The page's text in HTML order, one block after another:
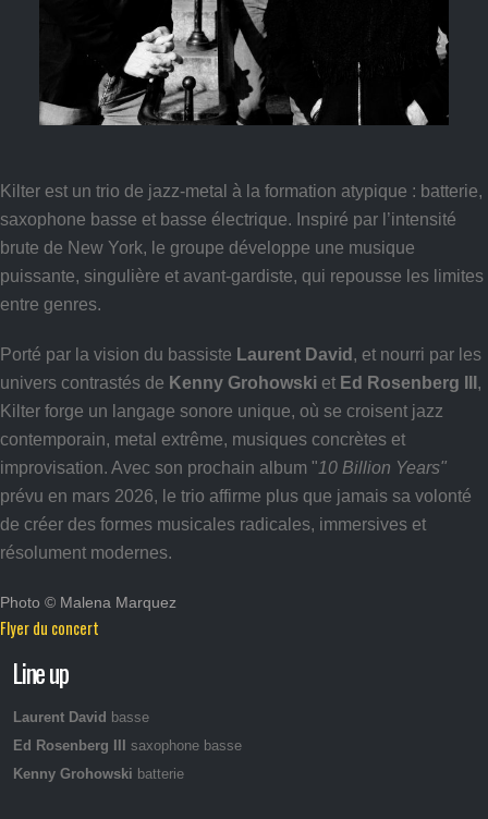
Kilter est un trio de jazz-metal à la formation atypique : batterie,
saxophone basse et basse électrique. Inspiré par l’intensité
brute de New York, le groupe développe une musique
puissante, singulière et avant-gardiste, qui repousse les limites
entre genres.
Porté par la vision du bassiste Laurent David , et nourri par les
univers contrastés de Kenny Grohowski et Ed Rosenberg III ,
Kilter forge un langage sonore unique, où se croisent jazz
contemporain, metal extrême, musiques concrètes et
improvisation. Avec son prochain album "10 Billion Years"
prévu en mars 2026, le trio affirme plus que jamais sa volonté
de créer des formes musicales radicales, immersives et
résolument modernes.
Photo © Malena Marquez
Flyer du concert
Line up
Laurent David basse
Ed Rosenberg III
saxophone basse
Kenny Grohowski batterie